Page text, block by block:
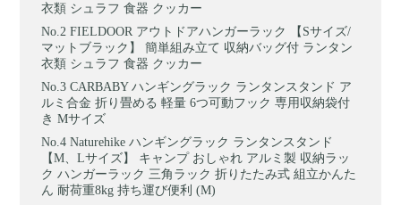
衣類 シュラフ 食器 クッカー
FIELDOOR アウトドアハンガーラック 【Sサイズ/
マットブラック】 簡単組み立て 収納バッグ付 ランタン
衣類 シュラフ 食器 クッカー
CARBABY ハンギングラック ランタンスタンド ア
ルミ合金 折り畳める 軽量 6つ可動フック 専用収納袋付
き Mサイズ
Naturehike ハンギングラック ランタンスタンド
【M、Lサイズ】 キャンプ おしゃれ アルミ製 収納ラッ
ク ハンガーラック 三角ラック 折りたたみ式 組立かんた
ん 耐荷重8kg 持ち運び便利 (M)